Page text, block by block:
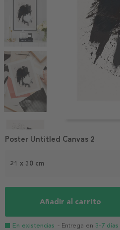
1
21 x 30 cm
Añadir al carrito
En existencias - Entrega en 3-7 días
Poster Untitled Canvas 2